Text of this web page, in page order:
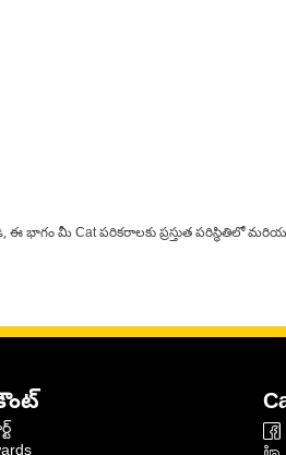
భాగం మీ Cat పరికరాలకు ప్రస్తుత పరిస్థితిలో